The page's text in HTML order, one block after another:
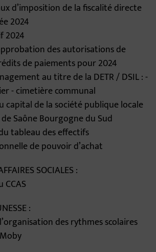
d’imposition de la fiscalité directe
2024
2024
des autorisations de
de paiements pour 2024
au titre de la DETR / DSIL : -
- cimetière communal
capital de la société publique locale
Saône Bourgogne du Sud
tableau des effectifs
de pouvoir d’achat
SOCIALES :
:
des rythmes scolaires